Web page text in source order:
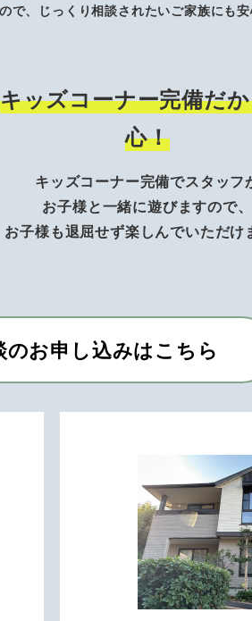
で、じっくり相談されたいご家族にも安
キッズコーナー完備だ
心！
キッズコーナー完備でスタッフ
お子様と一緒に遊びますので、
お子様も退屈せず楽しんでいただけ
のお申し込みはこちら